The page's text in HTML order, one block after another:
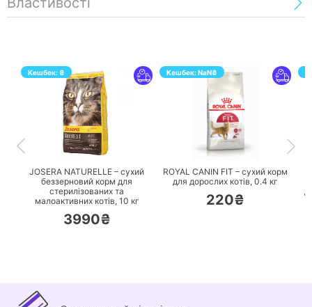
Кешбек: ₴
ПЕРЕЙТИ
JOSERA NATURELLE – сухий
беззерновий корм для
стерилізованих та
малоактивних котів, 10 кг
3990₴
Кешбек:NaN₴
ПЕРЕЙТИ
ROYAL CANIN FIT – сухий корм
для дорослих котів, 0.4 кг
220₴